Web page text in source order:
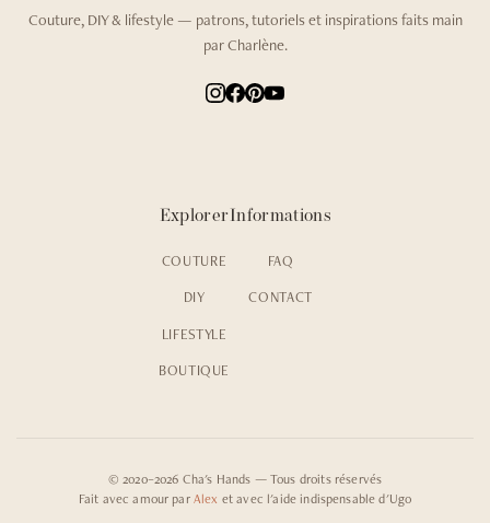
Couture, DIY & lifestyle — patrons, tutoriels et inspirations faits main
par Charlène.
Explorer
COUTURE
DIY
LIFESTYLE
BOUTIQUE
Informations
FAQ
CONTACT
© 2020–2026 Cha's Hands — Tous droits réservés
Fait avec amour par Alex et avec l'aide indispensable d'Ugo